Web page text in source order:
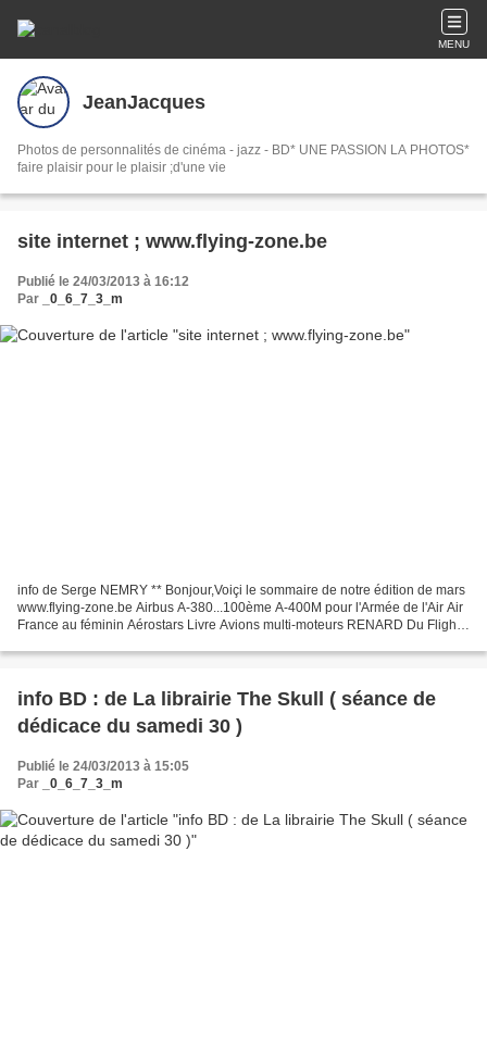
MENU
JeanJacques
Photos de personnalités de cinéma - jazz - BD* UNE PASSION LA PHOTOS*
faire plaisir pour le plaisir ;d'une vie
site internet ; www.flying-zone.be
Publié le 24/03/2013 à 16:12
Par
_0_6_7_3_m
info de Serge NEMRY ** Bonjour,Voiçi le sommaire de notre édition de mars
www.flying-zone.be Airbus A-380...100ème A-400M pour l'Armée de l'Air Air
France au féminin Aérostars Livre Avions multi-moteurs RENARD Du Flight
info BD : de La librairie The Skull ( séance de
dédicace du samedi 30 )
Publié le 24/03/2013 à 15:05
Par
_0_6_7_3_m